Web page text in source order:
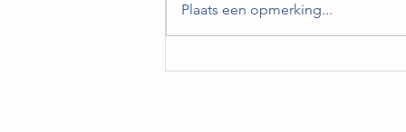
🔆📊 𝐕𝐞𝐫𝐡𝐞𝐥𝐝𝐞𝐫𝐢𝐧𝐠 𝐨𝐯𝐞𝐫
Plaats een opmerking...